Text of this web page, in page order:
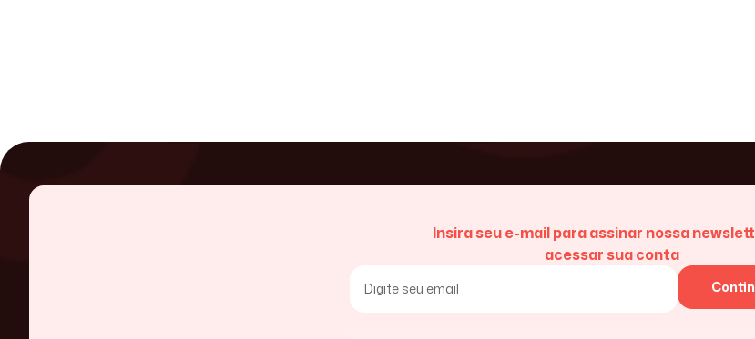
Insira seu e-mail para assinar nossa
acessar sua conta